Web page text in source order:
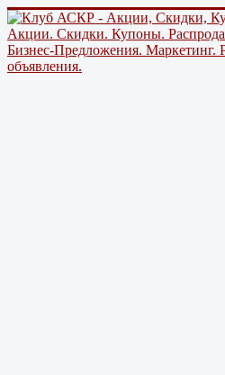
Акции. Скидки. Купоны.
Бизнес-Предложения. Маркетинг.
объявления.